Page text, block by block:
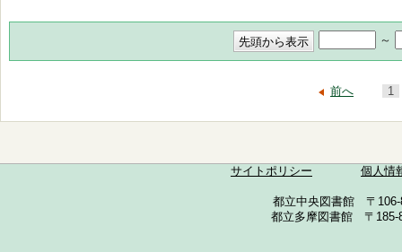
～
前へ 1
サイトポリシー 個人情
都立中央図書館 〒
都立多摩図書館 〒185-